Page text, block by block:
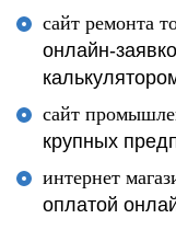
сайт ремонта
онлайн-
сайт
крупных
интернет
оплатой